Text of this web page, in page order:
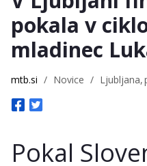
pokala v
mladinec
mtb.si / Novice / Ljubljana
Pokal